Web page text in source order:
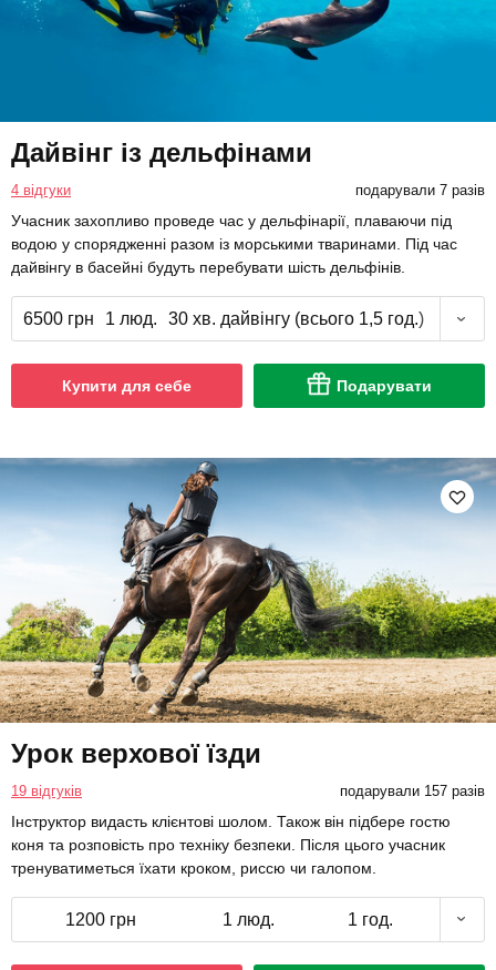
Дайвінг із дельфінами
4 відгуки подарували 7 разів
Учасник захопливо проведе час у дельфінарії, плаваючи під
водою у спорядженні разом із морськими тваринами. Під час
дайвінгу в басейні будуть перебувати шість дельфінів.
6500 грн 1 люд. 30 хв. дайвінгу (всього 1,5 год.)
Купити для себе Подарувати
Урок верхової їзди
19 відгуків подарували 157 разів
Інструктор видасть клієнтові шолом. Також він підбере гостю
коня та розповість про техніку безпеки. Після цього учасник
тренуватиметься їхати кроком, риссю чи галопом.
1200 грн 1 люд. 1 год.